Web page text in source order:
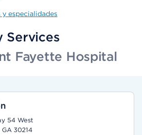
especialidades
especialidades
Services
Fayette Hospital
54 West
30214